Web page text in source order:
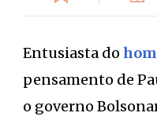
Entusiasta do
pensamento de
o governo